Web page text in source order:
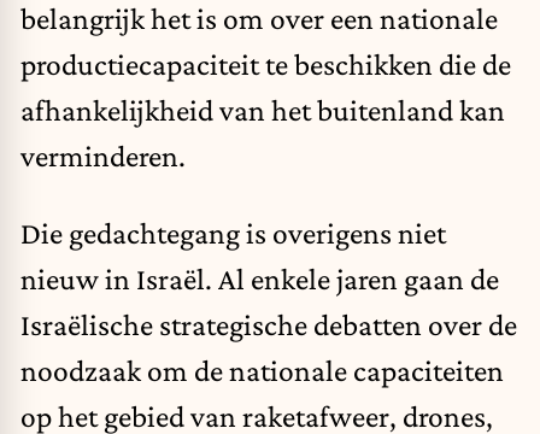
belangrijk het is om over een nationale
productiecapaciteit te beschikken die de
afhankelijkheid van het buitenland kan
verminderen.
Die gedachtegang is overigens niet
nieuw in Israël. Al enkele jaren gaan de
Israëlische strategische debatten over de
noodzaak om de nationale capaciteiten
op het gebied van raketafweer, drones,